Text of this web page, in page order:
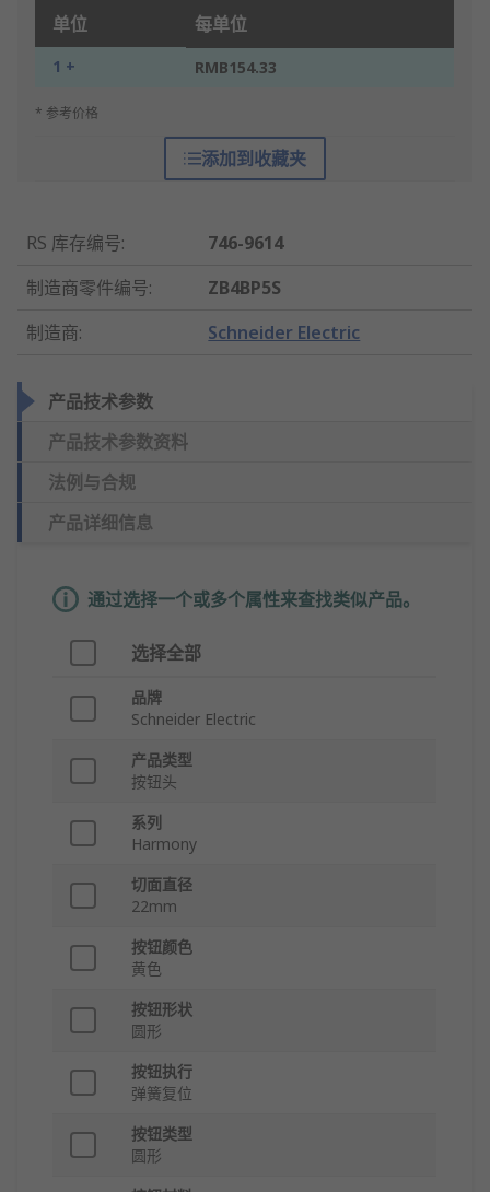
单位 每单位
1 + RMB154.33
* 参考价格
添加到收藏夹
RS 库存编号:
746-9614
制造商零件编号:
ZB4BP5S
制造商: Schneider Electric
产品技术参数
产品技术参数资料
法例与合规
产品详细信息
通过选择一个或多个属性来查找类似产品。
选择全部
品牌
Schneider Electric
产品类型
按钮头
系列
Harmony
切面直径
22mm
按钮颜色
黄色
按钮形状
圆形
按钮执行
弹簧复位
按钮类型
圆形